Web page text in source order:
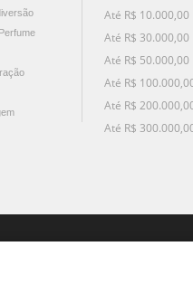
Até R$ 10.000,00
Até R$ 30.000,00
Até R$ 50.000,00
Até R$
Até R$
Até R$